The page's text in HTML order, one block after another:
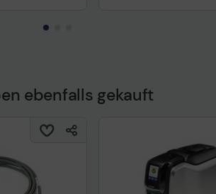
ebenfalls gekauft